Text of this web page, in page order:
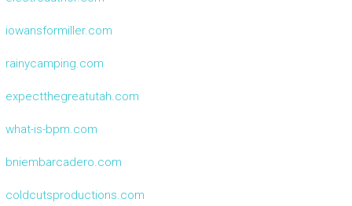
iowansformiller.com
rainycamping.com
expectthegreatutah.com
what-is-bpm.com
bniembarcadero.com
coldcutsproductions.com